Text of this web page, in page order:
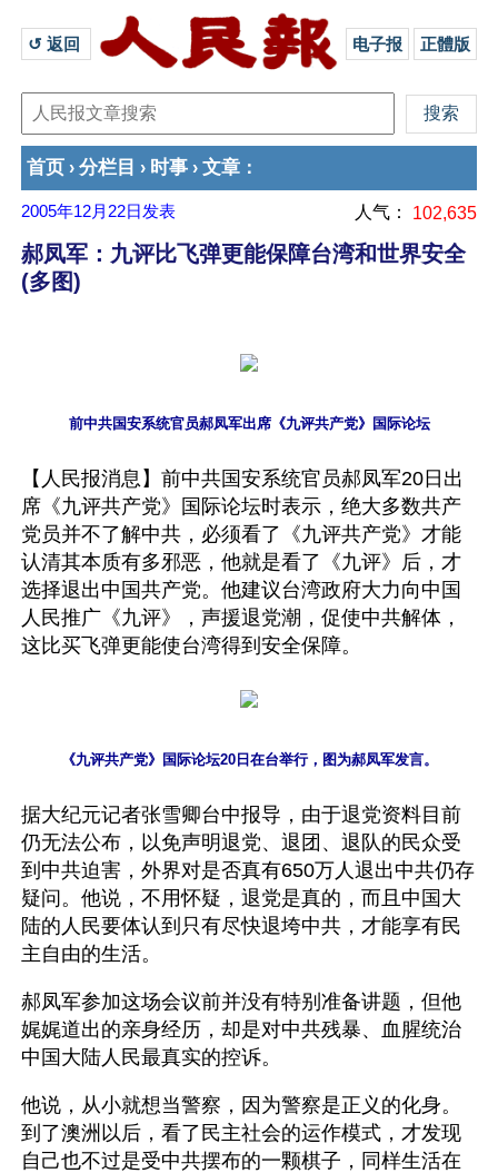
↺ 返回 电子报 正體版
首页 › 分栏目 › 时事 › 文章 ：
2005年12月22日 发表 人气： 102,635
郝凤军：九评比飞弹更能保障台湾和世界安全
(多图)
前中共国安系统官员郝凤军出席《九评共产党》国际论坛
【人民报消息】前中共国安系统官员郝凤军20日出
席《九评共产党》国际论坛时表示，绝大多数共产
党员并不了解中共，必须看了《九评共产党》才能
认清其本质有多邪恶，他就是看了《九评》后，才
选择退出中国共产党。他建议台湾政府大力向中国
人民推广《九评》，声援退党潮，促使中共解体，
这比买飞弹更能使台湾得到安全保障。
《九评共产党》国际论坛20日在台举行，图为郝凤军发言。
据大纪元记者张雪卿台中报导，由于退党资料目前
仍无法公布，以免声明退党、退团、退队的民众受
到中共迫害，外界对是否真有650万人退出中共仍存
疑问。他说，不用怀疑，退党是真的，而且中国大
陆的人民要体认到只有尽快退垮中共，才能享有民
主自由的生活。
郝凤军参加这场会议前并没有特别准备讲题，但他
娓娓道出的亲身经历，却是对中共残暴、血腥统治
中国大陆人民最真实的控诉。
他说，从小就想当警察，因为警察是正义的化身。
到了澳洲以后，看了民主社会的运作模式，才发现
自己也不过是受中共摆布的一颗棋子，同样生活在